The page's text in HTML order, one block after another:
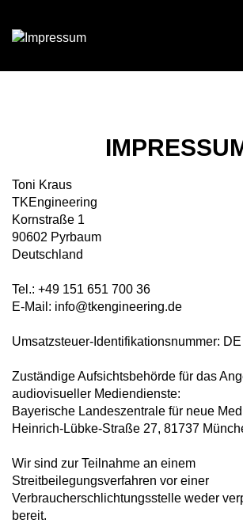
Toni Kraus
TKEngineering
Kornstraße 1
90602 Pyrbaum
Deutschland
Tel.: +49 151 651 700 36
E-Mail: info@tkengineering.de
Umsatzsteuer-Identifikationsnummer:
Zuständige Aufsichtsbehörde für das
audiovisueller Mediendienste:
Bayerische Landeszentrale für neue
Heinrich-Lübke-Straße 27, 81737
Wir sind zur Teilnahme an einem
Streitbeilegungsverfahren vor einer
Verbraucherschlichtungsstelle weder
bereit.